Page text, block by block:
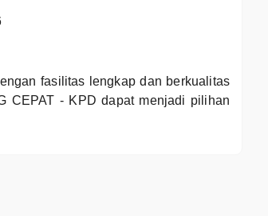
fasilitas lengkap dan berkualitas
CEPAT - KPD dapat menjadi pilihan